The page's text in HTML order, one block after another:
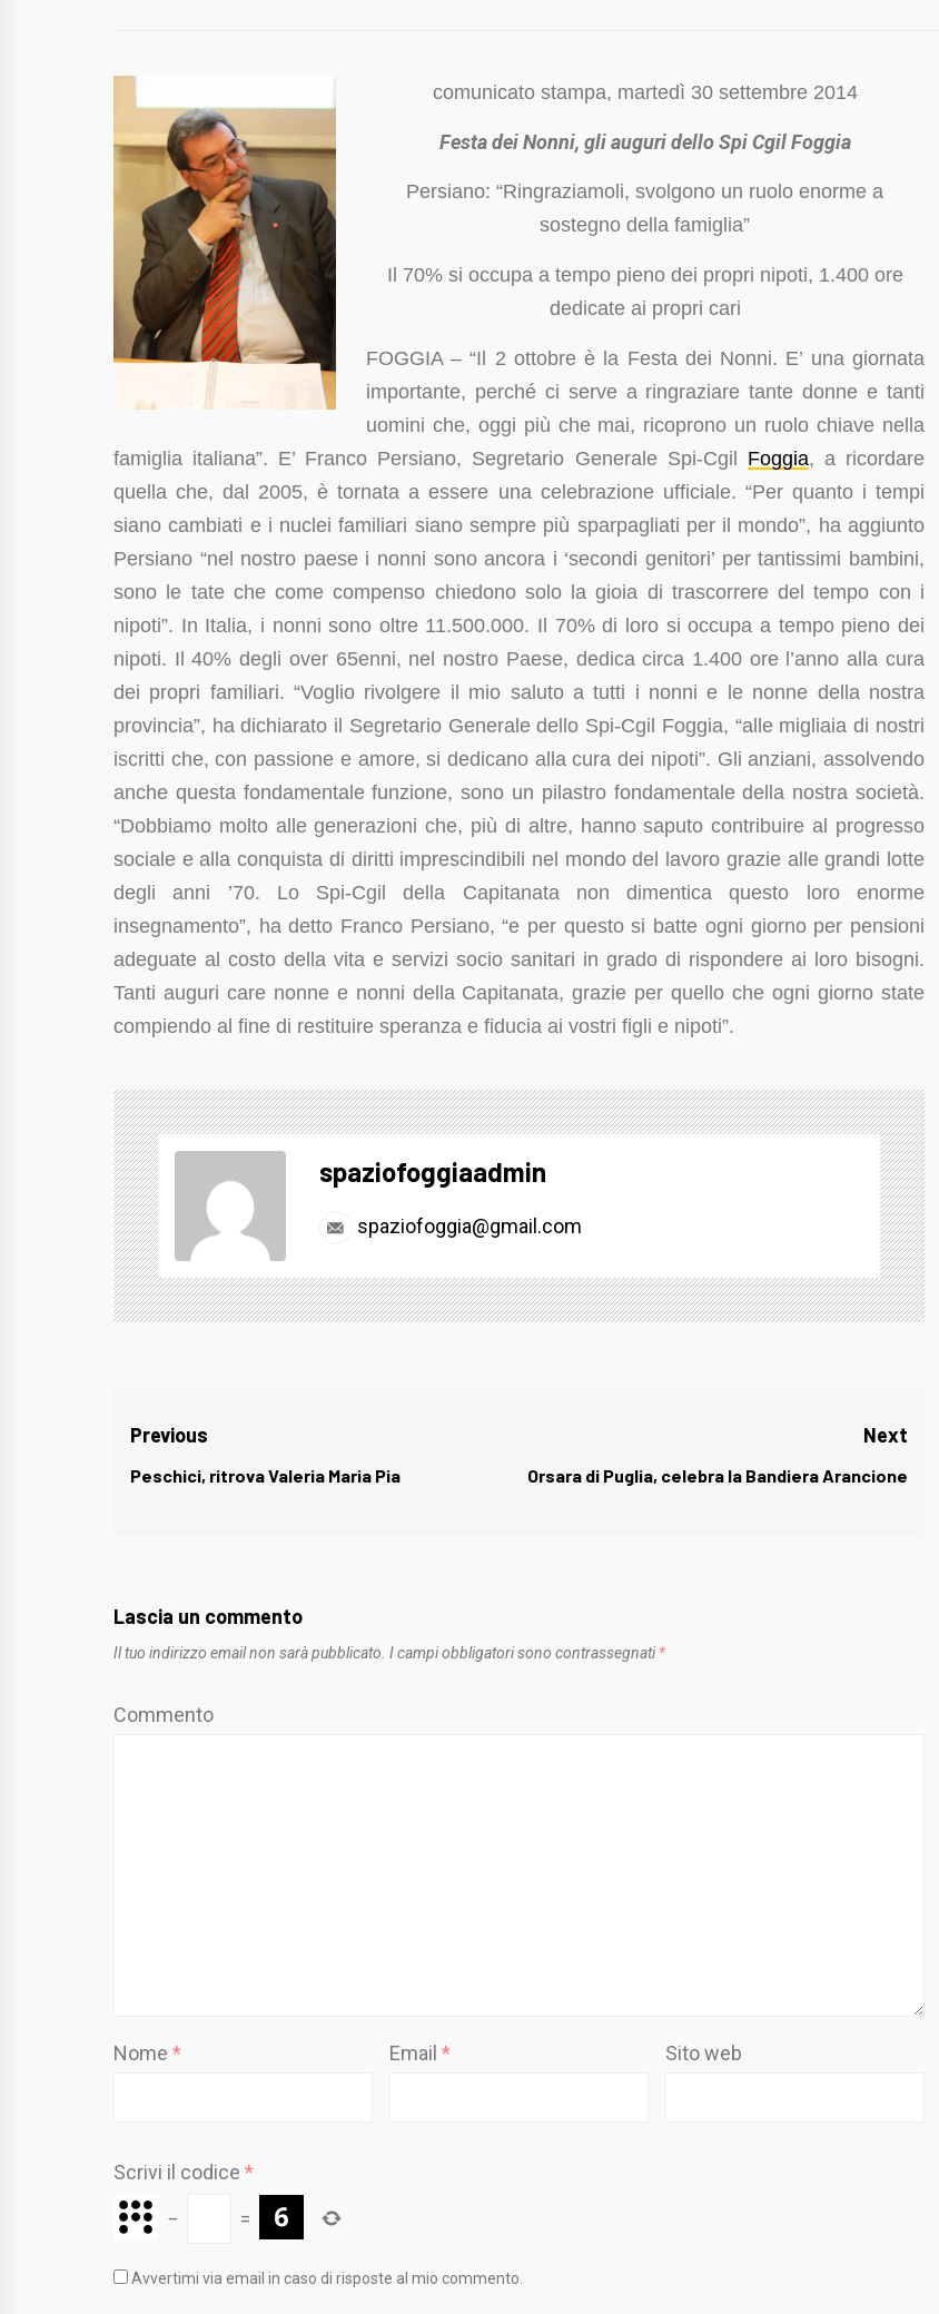
comunicato stampa, martedì 30 settembre 2014
Festa dei Nonni, gli auguri dello Spi Cgil Foggia
Persiano: “Ringraziamoli, svolgono un ruolo enorme a
sostegno della famiglia”
Il 70% si occupa a tempo pieno dei propri nipoti, 1.400 ore
dedicate ai propri cari
FOGGIA – “Il 2 ottobre è la Festa dei Nonni. E’ una giornata
importante, perché ci serve a ringraziare tante donne e tanti
uomini che, oggi più che mai, ricoprono un ruolo chiave nella
famiglia italiana”. E’ Franco Persiano, Segretario Generale Spi-Cgil Foggia, a ricordare
quella che, dal 2005, è tornata a essere una celebrazione ufficiale. “Per quanto i tempi
siano cambiati e i nuclei familiari siano sempre più sparpagliati per il mondo”, ha aggiunto
Persiano “nel nostro paese i nonni sono ancora i ‘secondi genitori’ per tantissimi bambini,
sono le tate che come compenso chiedono solo la gioia di trascorrere del tempo con i
nipoti”. In Italia, i nonni sono oltre 11.500.000. Il 70% di loro si occupa a tempo pieno dei
nipoti. Il 40% degli over 65enni, nel nostro Paese, dedica circa 1.400 ore l’anno alla cura
dei propri familiari. “Voglio rivolgere il mio saluto a tutti i nonni e le nonne della nostra
provincia”, ha dichiarato il Segretario Generale dello Spi-Cgil Foggia, “alle migliaia di nostri
iscritti che, con passione e amore, si dedicano alla cura dei nipoti”. Gli anziani, assolvendo
anche questa fondamentale funzione, sono un pilastro fondamentale della nostra società.
“Dobbiamo molto alle generazioni che, più di altre, hanno saputo contribuire al progresso
sociale e alla conquista di diritti imprescindibili nel mondo del lavoro grazie alle grandi lotte
degli anni ’70. Lo Spi-Cgil della Capitanata non dimentica questo loro enorme
insegnamento”, ha detto Franco Persiano, “e per questo si batte ogni giorno per pensioni
adeguate al costo della vita e servizi socio sanitari in grado di rispondere ai loro bisogni.
Tanti auguri care nonne e nonni della Capitanata, grazie per quello che ogni giorno state
compiendo al fine di restituire speranza e fiducia ai vostri figli e nipoti”.
spaziofoggiaadmin
spaziofoggia@gmail.com
Navigazione
articoli
Previous
Previous
Peschici, ritrova Valeria Maria Pia
Next
Next
Orsara di Puglia, celebra la Bandiera Arancione
Lascia un commento
Il tuo indirizzo email non sarà pubblicato. I campi obbligatori sono contrassegnati *
Commento
Nome * Email * Sito web
Scrivi il codice *
−
=
Avvertimi via email in caso di risposte al mio commento.